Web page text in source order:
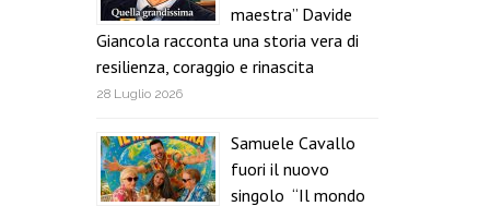
maestra” Davide
Giancola racconta una storia vera di
resilienza, coraggio e rinascita
28 Luglio 2026
Samuele Cavallo
fuori il nuovo
singolo “Il mondo